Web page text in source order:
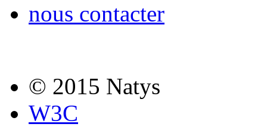
nous contacter
© 2015 Natys
W3C